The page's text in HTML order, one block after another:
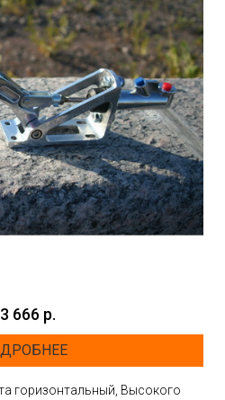
666 р.
горизонтальный, Высокого